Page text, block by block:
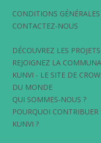
CONDITIONS
CONTACTEZ-NOUS
DÉCOUVREZ LES PROJETS
REJOIGNEZ LA
KUNVI - LE SITE DE
DU MONDE
QUI SOMMES-NOUS ?
POURQUOI
KUNVI ?